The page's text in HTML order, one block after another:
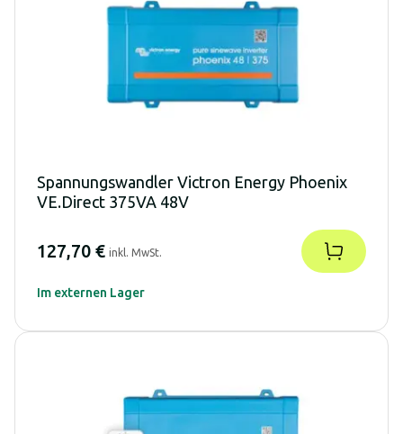
Spannungswandler Victron Energy Phoenix
VE.Direct 375VA 48V
127,70 € inkl. MwSt.
Im externen Lager